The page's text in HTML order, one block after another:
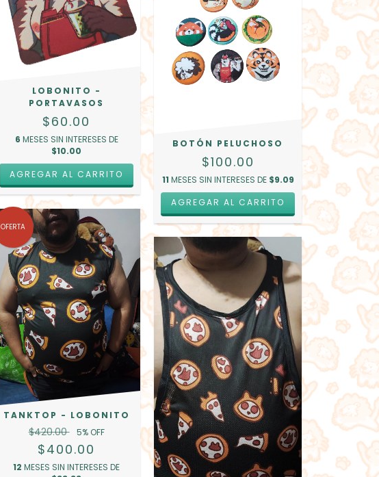
LOBONITO -
PORTAVASOS
$60.00
6 MESES SIN INTERESES DE
$10.00
BOTÓN PELUCHOSO
$100.00
11 MESES SIN INTERESES DE $9.09
AGREGAR AL CARRITO
OFERTA
TANKTOP - LOBONITO
$420.00 5% OFF
$400.00
12 MESES SIN INTERESES DE